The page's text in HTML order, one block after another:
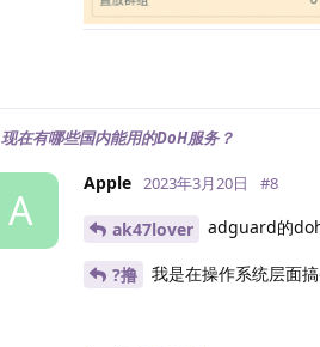
现在有哪些国内能用的DoH服务？
A
Apple 2023年3月20日 #8
ak47lover adguard的
?撸 我是在操作系统层面